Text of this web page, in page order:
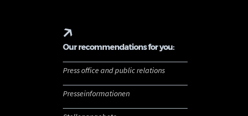
Our recommendations for you:
Press office and public relations
Presseinformationen